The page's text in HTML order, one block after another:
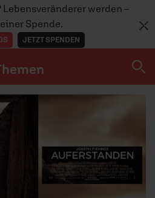
werden –
Spende.
JETZT SPENDEN